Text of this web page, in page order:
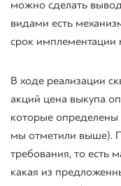
можно сделать
видами есть
срок имплементации
В ходе реализации
акций цена выкупа
которые
мы отметили выше).
требования, то есть
какая из